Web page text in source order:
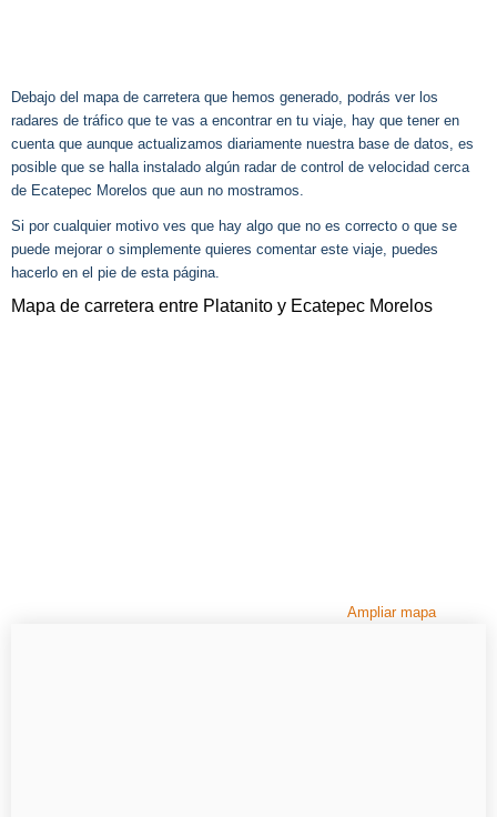
Debajo del mapa de carretera que hemos generado, podrás ver los
radares de tráfico que te vas a encontrar en tu viaje, hay que tener en
cuenta que aunque actualizamos diariamente nuestra base de datos, es
posible que se halla instalado algún radar de control de velocidad cerca
de Ecatepec Morelos que aun no mostramos.
Si por cualquier motivo ves que hay algo que no es correcto o que se
puede mejorar o simplemente quieres comentar este viaje, puedes
hacerlo en el pie de esta página.
Mapa de carretera entre Platanito y Ecatepec Morelos
Ampliar mapa